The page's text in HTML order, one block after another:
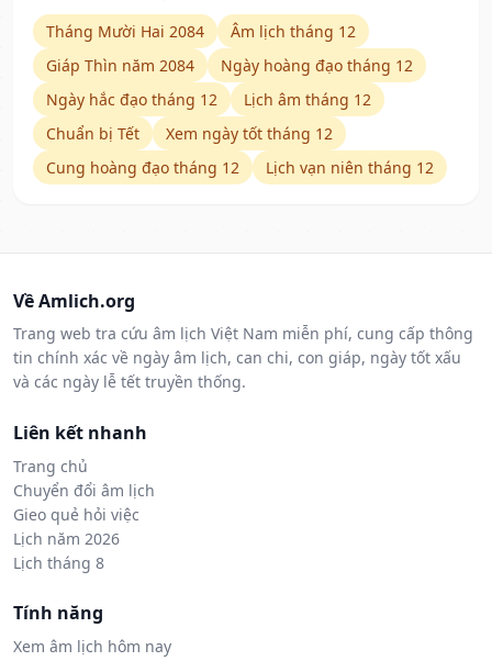
Tháng Mười Hai 2084
Âm lịch tháng 12
Giáp Thìn năm 2084
Ngày hoàng đạo tháng 12
Ngày hắc đạo tháng 12
Lịch âm tháng 12
Chuẩn bị Tết
Xem ngày tốt tháng 12
Cung hoàng đạo tháng 12
Lịch vạn niên tháng 12
Về Amlich.org
Trang web tra cứu âm lịch Việt Nam miễn phí, cung cấp thông
tin chính xác về ngày âm lịch, can chi, con giáp, ngày tốt xấu
và các ngày lễ tết truyền thống.
Liên kết nhanh
Trang chủ
Chuyển đổi âm lịch
Gieo quẻ hỏi việc
Lịch năm 2026
Lịch tháng 8
Tính năng
Xem âm lịch hôm nay